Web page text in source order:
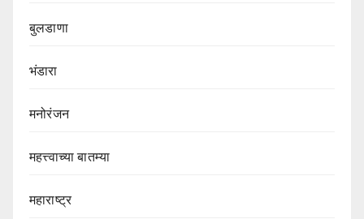
बुलडाणा
भंडारा
मनोरंजन
महत्त्वाच्या बातम्या
महाराष्ट्र